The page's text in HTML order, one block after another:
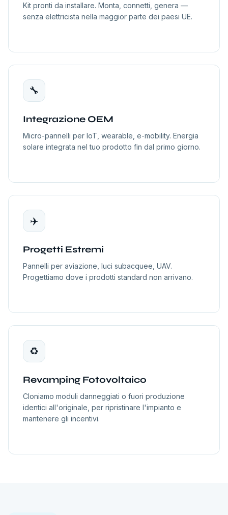
Kit pronti da installare. Monta, connetti, genera —
senza elettricista nella maggior parte dei paesi UE.
🔧
Integrazione OEM
Micro-pannelli per IoT, wearable, e-mobility. Energia
solare integrata nel tuo prodotto fin dal primo giorno.
✈️
Progetti Estremi
Pannelli per aviazione, luci subacquee, UAV.
Progettiamo dove i prodotti standard non arrivano.
♻️
Revamping Fotovoltaico
Cloniamo moduli danneggiati o fuori produzione
identici all'originale, per ripristinare l'impianto e
mantenere gli incentivi.